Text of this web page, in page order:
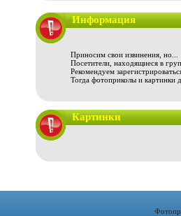
Информация
Приносим свои извинения, но...
Посетители, находящиеся в
Рекомендуем
Тогда фотоприколы и картинки
Картинки